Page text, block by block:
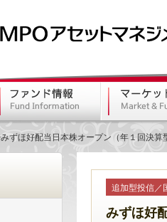
みずほ好配当日本株オープン（年１回決算
追加型投信／
みずほ好